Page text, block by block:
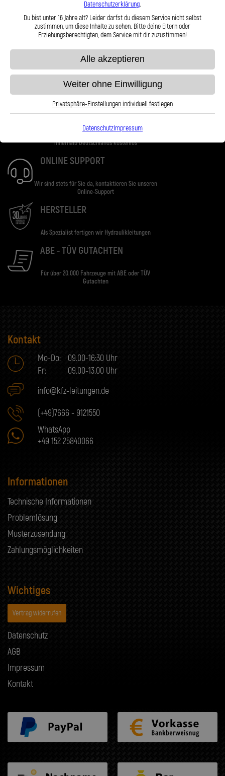
Anzeigen
VERSAND
Ab einem Bestellwert von 100€. Lieferung
innerhalb Deutschlands kostenlos
ONLINE SUPPORT
Wir sind stets für Sie da, kontaktieren Sie unseren
Online-Support
HERSTELLER
Als Spezialist fertigen wir Hydraulikleitungen
ABE - TÜV GUTACHTEN
Für über 20.000 Fahrzeuge mit ABE oder TÜV
Gutachten
Kontakt
Mo-Do:
09.00-16:30 Uhr
Fr:
09.00-13.00 Uhr
info@kfz-leitungen.de
(+49)7666 - 9121550
WhatsApp
+49 152 25840066
Informationen
Technische Informationen
Problemlösung
Musterzusendung
Zahlungsmöglichkeiten
Wichtiges
Vertrag widerrufen
Datenschutz
AGB
Impressum
Kontakt
Datenschutzerklärung.
Du bist unter 16 Jahre alt? Leider darfst du diesem Service nicht selbst
zustimmen, um diese Inhalte zu sehen. Bitte deine Eltern oder
Erziehungsberechtigten, dem Service mit dir zuzustimmen!
Alle akzeptieren
Weiter ohne Einwilligung
Privatsphäre-Einstellungen individuell festlegen
DatenschutzImpressum